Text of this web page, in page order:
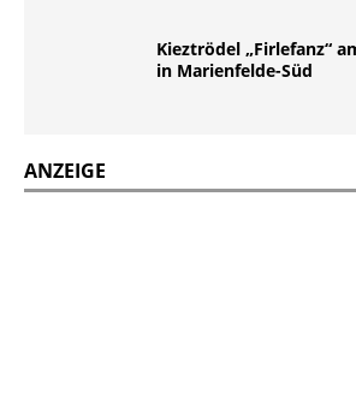
Kieztrödel „Firlefanz“
in Marienfelde-Süd
ANZEIGE